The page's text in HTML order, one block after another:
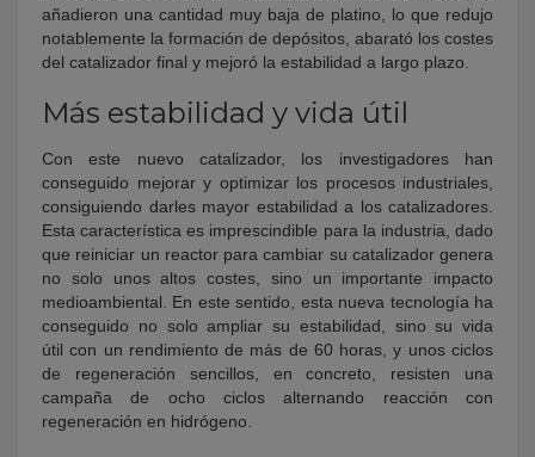
añadieron una cantidad muy baja de platino, lo que redujo
notablemente la formación de depósitos, abarató los costes
del catalizador final y mejoró la estabilidad a largo plazo.
Más estabilidad y vida útil
Con este nuevo catalizador, los investigadores han
conseguido mejorar y optimizar los procesos industriales,
consiguiendo darles mayor estabilidad a los catalizadores.
Esta característica es imprescindible para la industria, dado
que reiniciar un reactor para cambiar su catalizador genera
no solo unos altos costes, sino un importante impacto
medioambiental. En este sentido, esta nueva tecnología ha
conseguido no solo ampliar su estabilidad, sino su vida
útil con un rendimiento de más de 60 horas, y unos ciclos
de regeneración sencillos, en concreto, resisten una
campaña de ocho ciclos alternando reacción con
regeneración en hidrógeno.